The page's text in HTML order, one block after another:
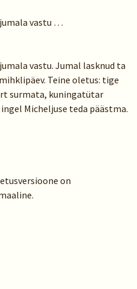
vastu …
vastu. Jumal lasknud ta
Teine oletus: tige
surmata, kuningatütar
Micheljuse teda päästma.
on